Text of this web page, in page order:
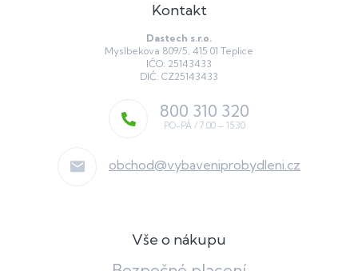
Kontakt
Dastech s.r.o.
Myslbekova 809/5, 415 01 Teplice
IČO: 25143433
DIČ: CZ25143433
obchod@vybaveniprobydleni.cz
800 310 320
Vše o nákupu